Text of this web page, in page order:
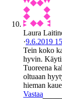
Laura
·9.6.2019
Tein koko
hyvin.
Tuoreena
oltuaan
hieman
Vastaa